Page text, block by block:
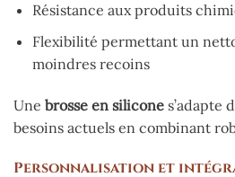
Résistance aux produits
Flexibilité permettant un
moindres recoins
Une brosse en silicone s’adapte
besoins actuels en combinant
Personnalisation et